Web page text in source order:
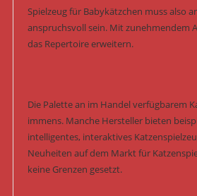
Spielzeug für Babykätzchen muss also
anspruchsvoll sein. Mit zunehmendem
das Repertoire erweitern.
Die Palette an im Handel verfügbarem
immens. Manche Hersteller bieten
intelligentes, interaktives
Neuheiten auf dem Markt für
keine Grenzen gesetzt.